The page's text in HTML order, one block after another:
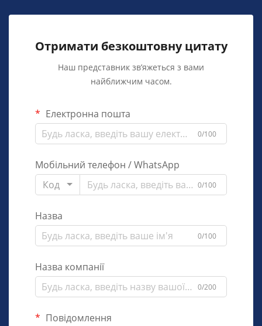
Отримати безкоштовну цитату
Наш представник зв’яжеться з вами
найближчим часом.
Електронна пошта
0/100
Мобільний телефон / WhatsApp
Код
0/100
Назва
0/100
Назва компанії
0/200
Повідомлення